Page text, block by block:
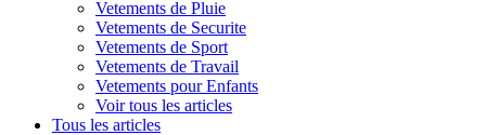
Vetements de Pluie
Vetements de Securite
Vetements de Sport
Vetements de Travail
Vetements pour Enfants
Voir tous les articles
Tous les articles